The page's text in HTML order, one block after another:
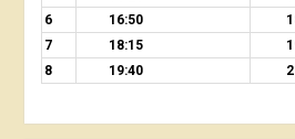
6
16:50
7
18:15
8
19:40